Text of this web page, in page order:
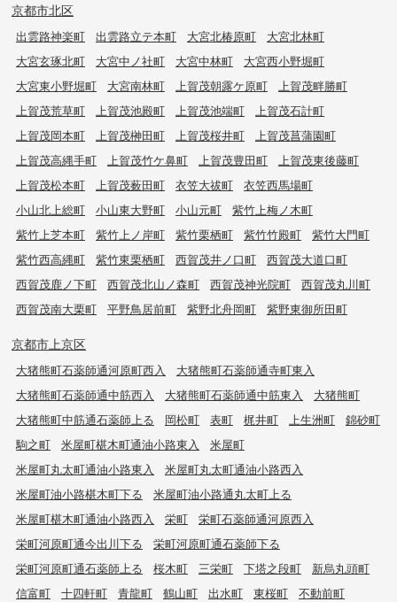
京都市北区
出雲路神楽町 出雲路立テ本町 大宮北椿原町
大宮北林町
大宮玄琢北町
大宮中ノ社町 大宮中林町
大宮西小野堀町
大宮東小野堀町
大宮南林町 上賀茂朝露ケ原町
上賀茂畔勝町
上賀茂荒草町
上賀茂池殿町 上賀茂池端町
上賀茂石計町
上賀茂岡本町
上賀茂榊田町 上賀茂桜井町
上賀茂菖蒲園町
上賀茂高縄手町
上賀茂竹ケ鼻町 上賀茂豊田町
上賀茂東後藤町
上賀茂松本町
上賀茂薮田町 衣笠大祓町
衣笠西馬場町
小山北上総町
小山東大野町 小山元町
紫竹上梅ノ木町
紫竹上芝本町
紫竹上ノ岸町 紫竹栗栖町 紫竹竹殿町
紫竹大門町
紫竹西高縄町
紫竹東栗栖町 西賀茂井ノ口町
西賀茂大道口町
西賀茂鹿ノ下町
西賀茂北山ノ森町 西賀茂神光院町
西賀茂丸川町
西賀茂南大栗町
平野鳥居前町 紫野北舟岡町 紫野東御所田町
京都市上京区
大猪熊町石薬師通河原町西入
大猪熊町石薬師通寺町東入
大猪熊町石薬師通中筋西入
大猪熊町石薬師通中筋東入
大猪熊町
大猪熊町中筋通石薬師上る
岡松町 表町 梶井町 上生洲町
錦砂町
駒之町
米屋町椹木町通油小路東入
米屋町
米屋町丸太町通油小路東入
米屋町丸太町通油小路西入
米屋町油小路椹木町下る
米屋町油小路通丸太町上る
米屋町椹木町通油小路西入
栄町
栄町石薬師通河原西入
栄町河原町通今出川下る
栄町河原町通石薬師下る
栄町河原町通石薬師上る
桜木町 三栄町 下塔之段町
新烏丸頭町
信富町
十四軒町 青龍町 鶴山町 出水町 東桜町
不動前町